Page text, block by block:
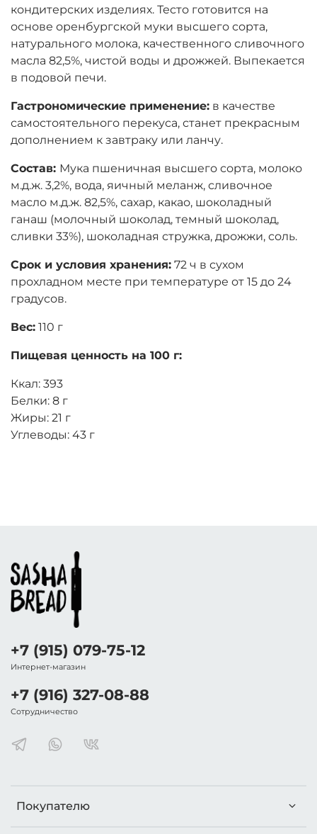
кондитерских изделиях. Тесто готовится на
основе оренбургской муки высшего сорта,
натурального молока, качественного сливочного
масла 82,5%, чистой воды и дрожжей. Выпекается
в подовой печи.
Гастрономические применение: в качестве
самостоятельного перекуса, станет прекрасным
дополнением к завтраку или ланчу.
Состав: Мука пшеничная высшего сорта, молоко
м.д.ж. 3,2%, вода, яичный меланж, сливочное
масло м.д.ж. 82,5%, сахар, какао, шоколадный
ганаш (молочный шоколад, темный шоколад,
сливки 33%), шоколадная стружка, дрожжи, соль.
Срок и условия хранения: 72 ч в сухом
прохладном месте при температуре от 15 до 24
градусов.
Вес: 110 г
Пищевая ценность на 100 г:
Ккал: 393
Белки: 8 г
Жиры: 21 г
Углеводы: 43 г
Покупателю
+7 (915) 079-75-12
Интернет-магазин
+7 (916) 327-08-88
Сотрудничество